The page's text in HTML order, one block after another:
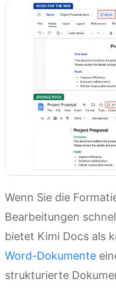
Wenn Sie die
Bearbeitungen
bietet Kimi Docs als
Word-Dokumente
strukturierte